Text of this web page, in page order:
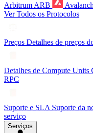
Arbitrum ARB
Ver Todos os Protocolos
Preços Detalhes de preços
Detalhes de Compute Units
RPC
Suporte e SLA Suporte da
serviço
Serviços